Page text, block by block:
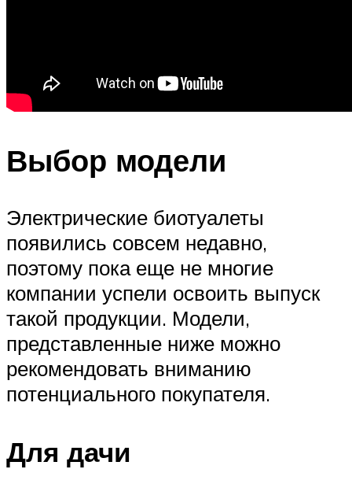
Выбор модели
Электрические биотуалеты
появились совсем недавно,
поэтому пока еще не многие
компании успели освоить выпуск
такой продукции. Модели,
представленные ниже можно
рекомендовать вниманию
потенциального покупателя.
Для дачи